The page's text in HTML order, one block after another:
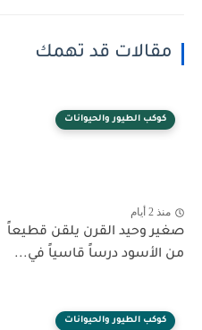
مقالات قد تهمك
كوكب الطيور والحيوانات
منذ 2 أيام
صغير وحيد القرن يلقن قطيعاً
من الأسود درساً قاسياً في...
كوكب الطيور والحيوانات